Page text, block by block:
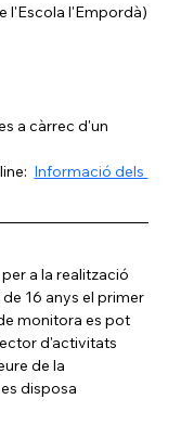
l'Escola l'Empordà)
a càrrec d'un
Informació dels
a la realització
16 anys el primer
monitora es pot
d'activitats
de la
disposa